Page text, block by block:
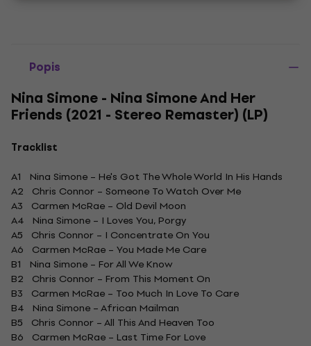
Popis
Nina Simone - Nina Simone And Her
Friends (2021 - Stereo Remaster) (LP)
Tracklist
A1 Nina Simone – He's Got The Whole World In His Hands
A2 Chris Connor – Someone To Watch Over Me
A3 Carmen McRae – Old Devil Moon
A4 Nina Simone – I Loves You, Porgy
A5 Chris Connor – I Concentrate On You
A6 Carmen McRae – You Made Me Care
B1 Nina Simone – For All We Know
B2 Chris Connor – From This Moment On
B3 Carmen McRae – Too Much In Love To Care
B4 Nina Simone – African Mailman
B5 Chris Connor – All This And Heaven Too
B6 Carmen McRae – Last Time For Love